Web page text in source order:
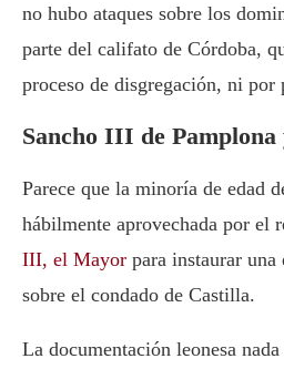
no hubo ataques sobre los
parte del califato de Córdoba,
proceso de disgregación, ni por
Sancho III de Pamplona
Parece que la minoría de edad
hábilmente aprovechada por el
III, el Mayor para instaurar una
sobre el condado de Castilla.
La documentación leonesa